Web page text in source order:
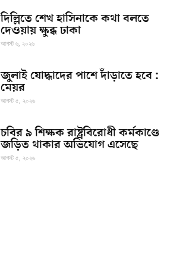
দিল্লিতে শেখ হাসিনাকে কথা বলতে
দেওয়ায় ক্ষুব্ধ ঢাকা
আগস্ট ৬, ২০২৬
জুলাই যোদ্ধাদের পাশে দাঁড়াতে হবে :
মেয়র
আগস্ট ৫, ২০২৬
চবির ৯ শিক্ষক রাষ্ট্রবিরোধী কর্মকাণ্ডে
জড়িত থাকার অভিযোগ এসেছে
আগস্ট ৫, ২০২৬